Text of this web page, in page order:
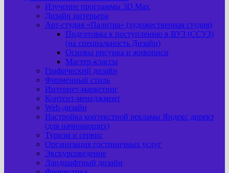
Изучение программы 3D Max
Дизайн интерьера
Арт-cтудия «Палитра» (художественная студия)
Подготовка к поступлению в ВУЗ (ССУЗ)
(на специальность Дизайн)
Основы рисунка и живописи
Мастер-классы
Графический дизайн
Фирменный стиль
Интернет-маркетинг
Контент-менеджмент
Web-дизайн
Настройка контекстной рекламы Яндекс директ
(для начинающих)
Туризм и сервис
Организация гостиничных услуг
Экскурсоведение
Ландшафтный дизайн